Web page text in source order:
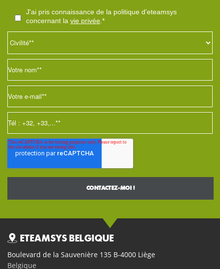
j'ai pris connaissance de la politique d'eteamsys
concernant la vie privée .*
ETEAMSYS BELGIQUE
Boulevard de la Sauvenière 135 B-4000 Liège
Belgique